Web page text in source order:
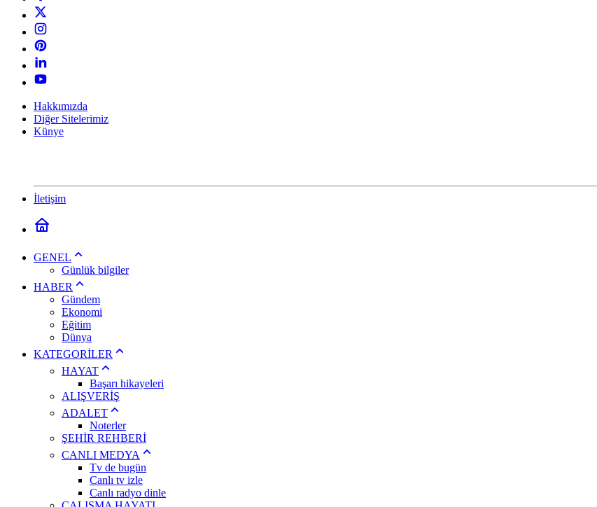
Hakkımızda
Diğer Sitelerimiz
Künye
İletişim
GENEL
Günlük bilgiler
HABER
Gündem
Ekonomi
Eğitim
Dünya
KATEGORİLER
HAYAT
Başarı hikayeleri
ALIŞVERİŞ
ADALET
Noterler
ŞEHİR REHBERİ
CANLI MEDYA
Tv de bugün
Canlı tv izle
Canlı radyo dinle